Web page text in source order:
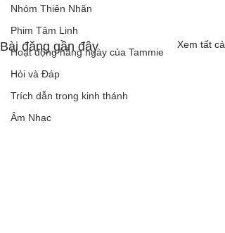
Nhóm Thiên Nhãn
Phim Tâm Linh
Hoạt động hằng ngày của Tammie
Hỏi và Đáp
Trích dẫn trong kinh thánh
Âm Nhạc
Bài đăng gần đây Xem tất cả